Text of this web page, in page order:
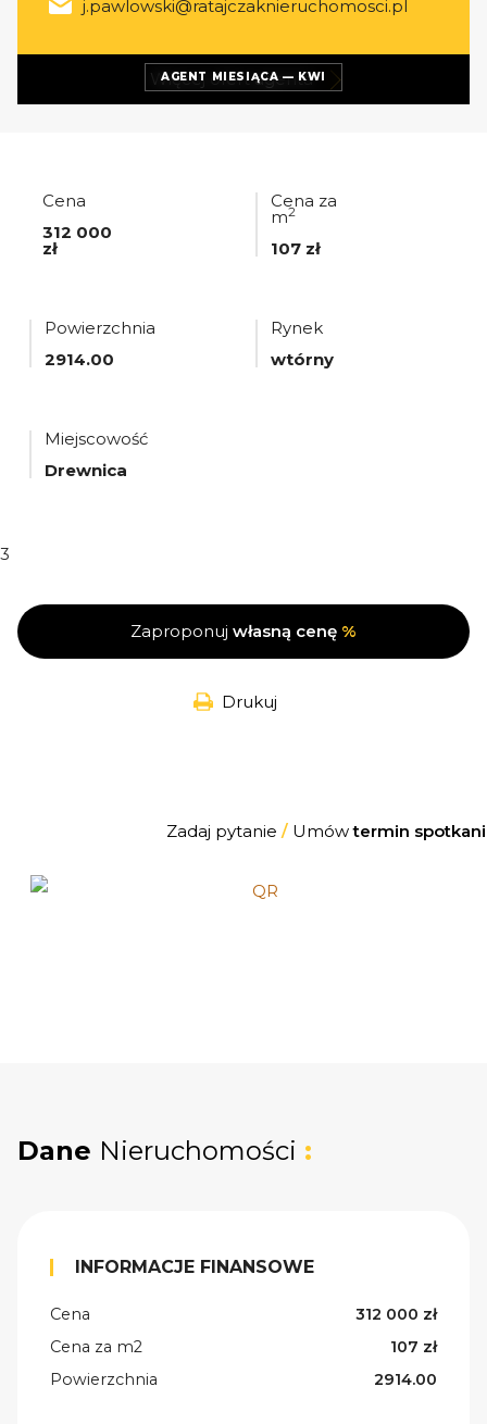
AGENT MIESIĄCA — KWI
j.pawlowski@ratajczaknieruchomosci.pl
Więcej ofertagenta
Cena
312 000
zł
Cena za
m2
107 zł
Powierzchnia
2914.00
Rynek
wtórny
Miejscowość
Drewnica
3
Zaproponuj własną cenę %
Drukuj
Zadaj pytanie /Umówtermin
Dane Nieruchomości :
INFORMACJE FINANSOWE
Cena
312 000 zł
Cena za m2
107 zł
Powierzchnia
2914.00